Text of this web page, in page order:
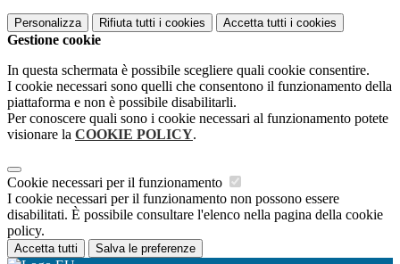
Personalizza Rifiuta tutti i cookies Accetta tutti i cookies
Gestione cookie
In questa schermata è possibile scegliere quali cookie consentire.
I cookie necessari sono quelli che consentono il funzionamento della
piattaforma e non è possibile disabilitarli.
Per conoscere quali sono i cookie necessari al funzionamento potete
visionare la COOKIE POLICY.
Cookie necessari per il funzionamento
I cookie necessari per il funzionamento non possono essere
disabilitati. È possibile consultare l'elenco nella pagina della cookie
policy.
Accetta tutti Salva le preferenze